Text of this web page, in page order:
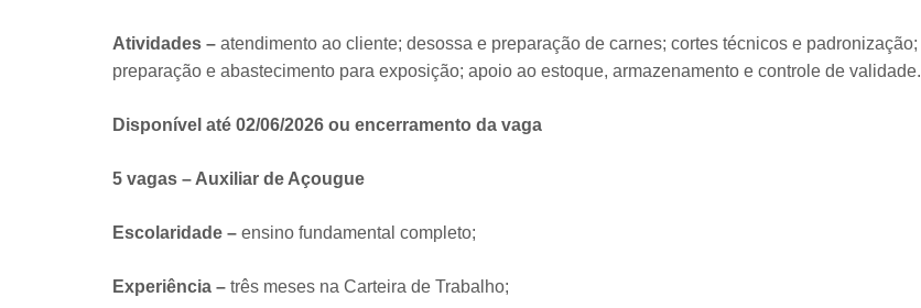
Atividades – atendimento ao cliente; desossa e preparação de carnes; cortes técnicos e padronização;
preparação e abastecimento para exposição; apoio ao estoque, armazenamento e controle de validade.
Disponível até 02/06/2026 ou encerramento da vaga
5 vagas – Auxiliar de Açougue
Escolaridade – ensino fundamental completo;
Experiência – três meses na Carteira de Trabalho;